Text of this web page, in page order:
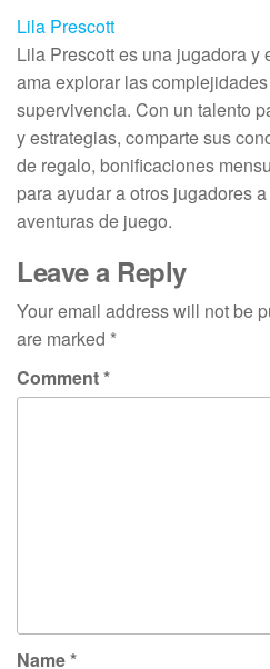
Lila Prescott
Lila Prescott es una jugadora y
ama explorar las
supervivencia. Con un talento
y estrategias, comparte sus
de regalo, bonificaciones
para ayudar a otros jugadores
aventuras de juego.
Leave a Reply
Your email address will not be
are marked *
Comment*
Name*